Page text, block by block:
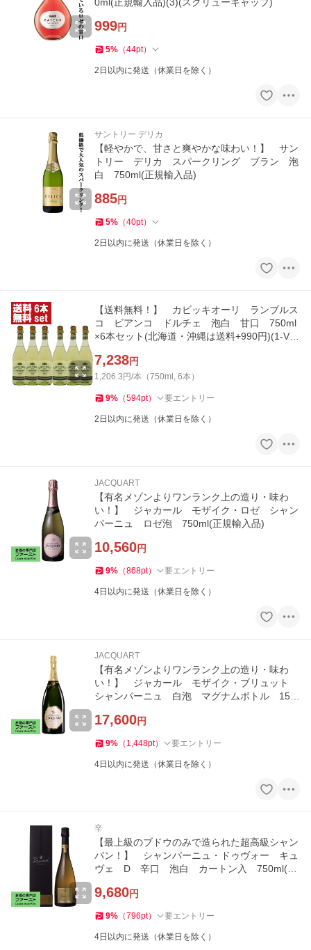
999円
5% （44pt）
2日以内に発送（休業日を除く）
サントリー デリカ
【軽やかで、甘さと爽やかな味わい！】 サン
トリー デリカ スパークリング ブラン 泡
白 750ml(正規輸入品)
885円
5% （40pt）
2日以内に発送（休業日を除く）
【送料無料！】 カビッキオーリ ランブルス
コ ビアンコ ドルチェ 泡白 甘口 750ml
×6本セット(北海道・沖縄は送料+990円)(1-V2
7,238円
1,206.3円/本（750ml, 6本）
9% （594pt） 要エントリー
2日以内に発送（休業日を除く）
JACQUART
【有名メゾンよりワンランク上の造り・味わ
い！】 ジャカール モザイク・ロゼ シャン
パーニュ ロゼ泡 750ml(正規輸入品)
10,560円
9% （868pt） 要エントリー
4日以内に発送（休業日を除く）
JACQUART
【有名メゾンよりワンランク上の造り・味わ
い！】 ジャカール モザイク・ブリュット
シャンパーニュ 白泡 マグナムボトル 150
17,600円
9% （ 1,448pt） 要エントリー
4日以内に発送（休業日を除く）
辛
【最上級のブドウのみで造られた超高級シャン
パン！】 シャンパーニュ・ドゥヴォー キュ
ヴェ D 辛口 泡白 カートン入 750ml(正
9,680円
9% （796pt） 要エントリー
4日以内に発送（休業日を除く）